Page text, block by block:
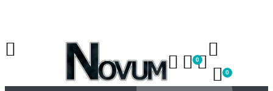
  0

 0
